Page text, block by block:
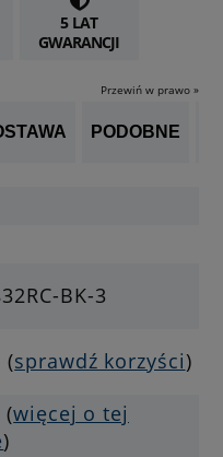
5 LAT
GWARANCJI
Przewiń w prawo »
PODOBNE
BK-3
(sprawdź korzyści)
(więcej o tej
)